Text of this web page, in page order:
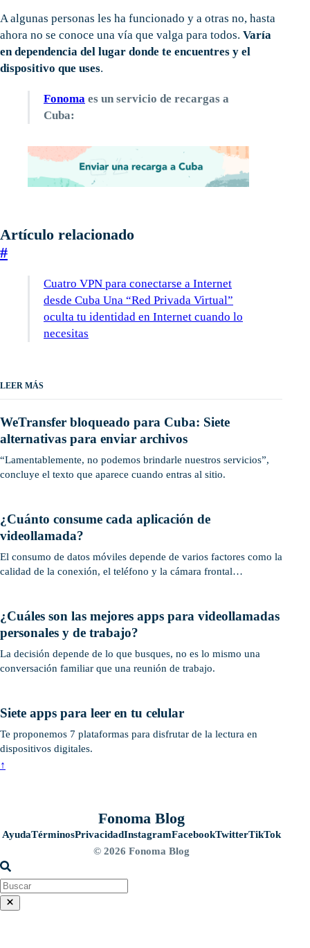
A algunas personas les ha funcionado y a otras no, hasta
ahora no se conoce una vía que valga para todos. Varía
en dependencia del lugar donde te encuentres y el
dispositivo que uses.
Fonoma es un servicio de recargas a
Cuba:
Artículo relacionado
#
Cuatro VPN para conectarse a Internet
desde Cuba Una “Red Privada Virtual”
oculta tu identidad en Internet cuando lo
necesitas
LEER MÁS
WeTransfer bloqueado para Cuba: Siete
alternativas para enviar archivos
“Lamentablemente, no podemos brindarle nuestros servicios”,
concluye el texto que aparece cuando entras al sitio.
¿Cuánto consume cada aplicación de
videollamada?
El consumo de datos móviles depende de varios factores como la
calidad de la conexión, el teléfono y la cámara frontal…
¿Cuáles son las mejores apps para videollamadas
personales y de trabajo?
La decisión depende de lo que busques, no es lo mismo una
conversación familiar que una reunión de trabajo.
Siete apps para leer en tu celular
Te proponemos 7 plataformas para disfrutar de la lectura en
dispositivos digitales.
↑
Fonoma Blog
AyudaTérminosPrivacidadInstagramFacebookTwitterTikTok
© 2026 Fonoma Blog